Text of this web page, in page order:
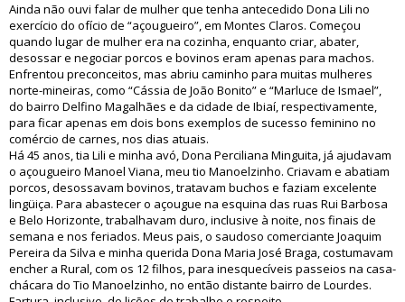
Ainda não ouvi falar de mulher que tenha antecedido Dona Lili no
exercício do ofício de “açougueiro”, em Montes Claros. Começou
quando lugar de mulher era na cozinha, enquanto criar, abater,
desossar e negociar porcos e bovinos eram apenas para machos.
Enfrentou preconceitos, mas abriu caminho para muitas mulheres
norte-mineiras, como “Cássia de João Bonito” e “Marluce de Ismael”,
do bairro Delfino Magalhães e da cidade de Ibiaí, respectivamente,
para ficar apenas em dois bons exemplos de sucesso feminino no
comércio de carnes, nos dias atuais.
Há 45 anos, tia Lili e minha avó, Dona Perciliana Minguita, já ajudavam
o açougueiro Manoel Viana, meu tio Manoelzinho. Criavam e abatiam
porcos, desossavam bovinos, tratavam buchos e faziam excelente
lingüiça. Para abastecer o açougue na esquina das ruas Rui Barbosa
e Belo Horizonte, trabalhavam duro, inclusive à noite, nos finais de
semana e nos feriados. Meus pais, o saudoso comerciante Joaquim
Pereira da Silva e minha querida Dona Maria José Braga, costumavam
encher a Rural, com os 12 filhos, para inesquecíveis passeios na casa-
chácara do Tio Manoelzinho, no então distante bairro de Lourdes.